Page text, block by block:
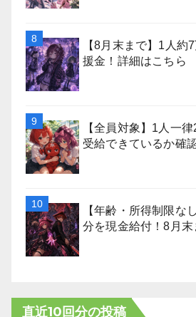
【8月末まで】1人約
援金！詳細はこちら
【全員対象】1人一
受給できているか確
【年齢・所得制限な
分を現金給付！8月末
直近10回分の投稿